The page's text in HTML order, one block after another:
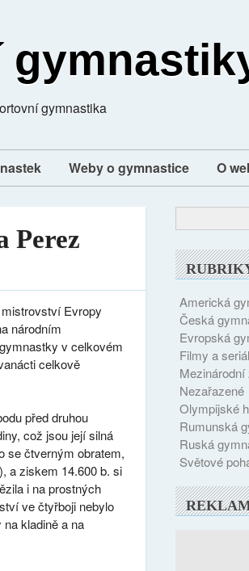
gymnastika
Weby o gymnastice O
Perez
Evropy
národním
v celkovém
celkově
před druhou
což jsou její silná
se čtverným obratem,
a ziskem 14.600 b. si
i na prostných
ve čtyřboji nebylo
kladině a na
Americká
Česká
Evropská
Filmy a
Mezinárodní
Nezařazené
Olympijské
Rumunská
Ruská
Světové